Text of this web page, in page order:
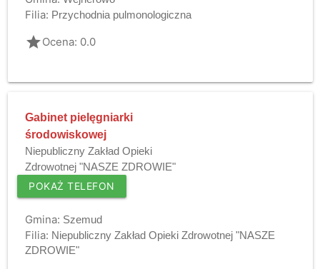
Filia: Przychodnia pulmonologiczna
gradeOcena: 0.0
Gabinet pielęgniarki
środowiskowej
Niepubliczny Zakład Opieki
Zdrowotnej "NASZE ZDROWIE"
POKAŻ TELEFON
Gmina: Szemud
Filia: Niepubliczny Zakład Opieki Zdrowotnej "NASZE
ZDROWIE"